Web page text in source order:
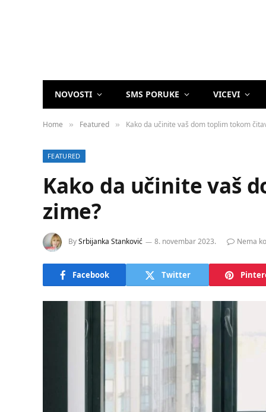
NOVOSTI SMS PORUKE VICEVI
Home » Featured » Kako da učinite vaš dom toplim tokom
FEATURED
Kako da učinite vaš
zime?
BySrbijanka Stanković 8. novembar 2023. Nema
Facebook Twitter